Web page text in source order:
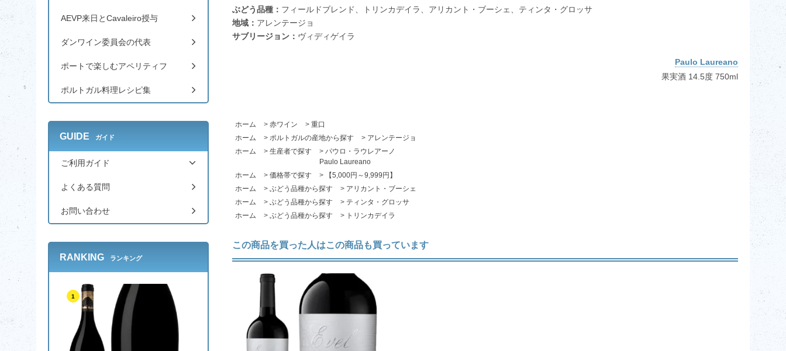
ぶどう品種： フィールドブレンド、トリンカデイラ、アリカント・ブーシェ、ティンタ・グロッサ
地域： アレンテージョ
サブリージョン： ヴィディゲイラ
Paulo Laureano
果実酒 14.5度 750ml
ホーム > 赤ワイン > 重口
ホーム
> ポルトガルの産地から探す > アレンテージョ
ホーム
> 生産者で探す > パウロ・ラウレアーノ
Paulo Laureano
ホーム
> 価格帯で探す >
【5,000円～9,999円】
ホーム
> ぶどう品種から探す > アリカント・ブーシェ
ホーム
> ぶどう品種から探す > ティンタ・グロッサ
ホーム
> ぶどう品種から探す > トリンカデイラ
この商品を買った人はこの商品も買っています
AEVP来日とCavaleiro授与
ダンワイン委員会の代表
ポートで楽しむアペリティフ
ポルトガル料理レシピ集
GUIDE ガイド
ご利用ガイド
よくある質問
お問い合わせ
RANKING ランキング
1